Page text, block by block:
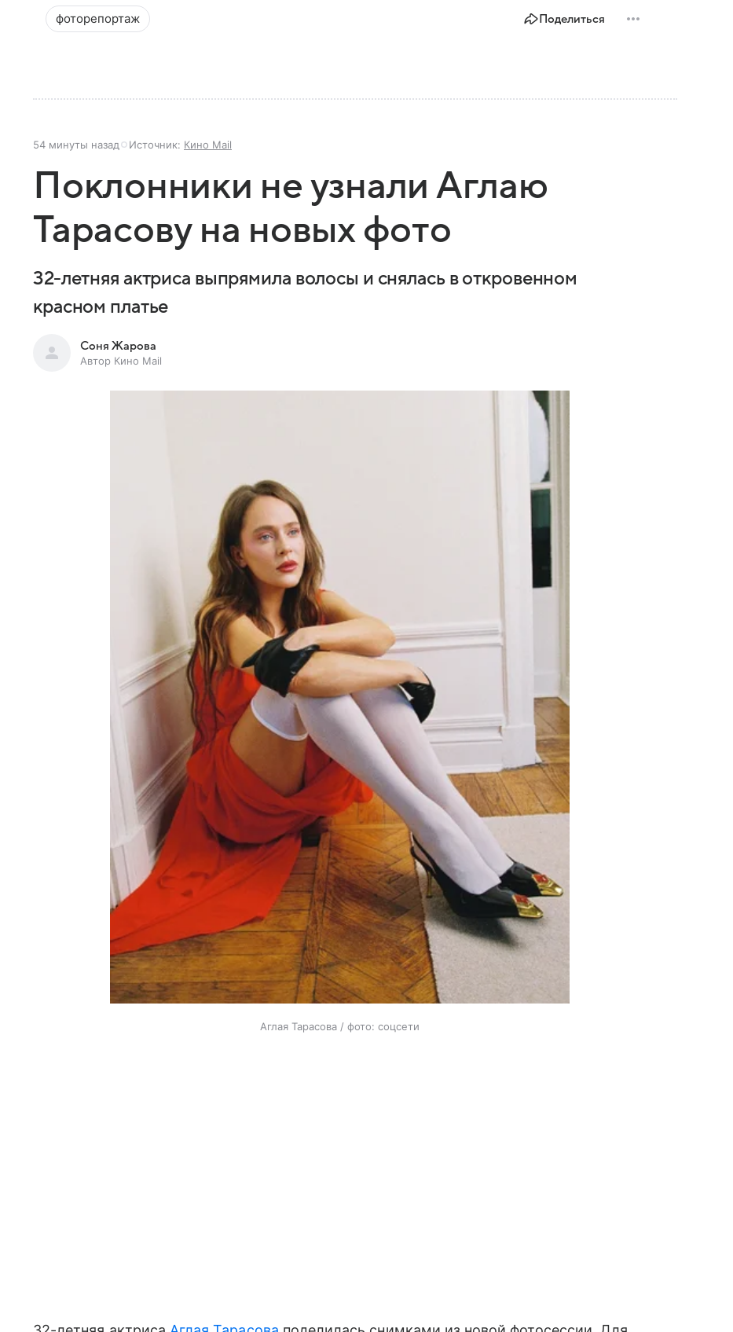
фоторепортаж Поделиться
54 минуты назад Источник: Кино Mail
Поклонники не узнали Аглаю
Тарасову на новых фото
32-летняя актриса выпрямила волосы и снялась в откровенном
красном платье
Соня Жарова
Автор Кино Mail
Аглая Тарасова / фото: соцсети